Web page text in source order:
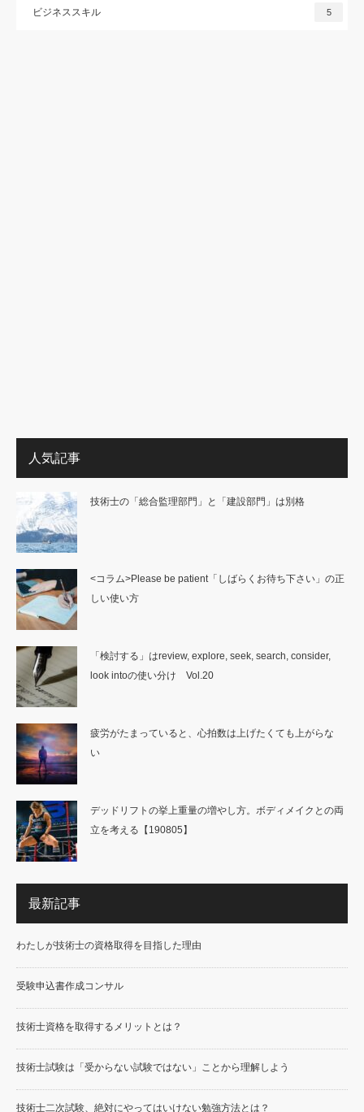
ビジネススキル 5
人気記事
技術士の「総合監理部門」と「建設部門」は別格
<コラム>Please be patient「しばらくお待ち下さい」の正
しい使い方
「検討する」はreview, explore, seek, search, consider,
look intoの使い分け Vol.20
疲労がたまっていると、心拍数は上げたくても上がらな
い
デッドリフトの挙上重量の増やし方。ボディメイクとの両
立を考える【190805】
最新記事
わたしが技術士の資格取得を目指した理由
受験申込書作成コンサル
技術士資格を取得するメリットとは？
技術士試験は「受からない試験ではない」ことから理解しよう
技術士二次試験、絶対にやってはいけない勉強方法とは？